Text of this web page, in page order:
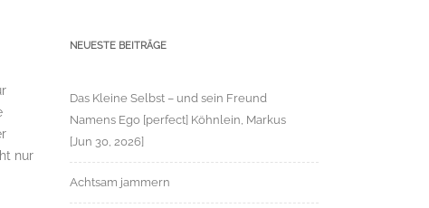
nur
NEUESTE BEITRÄGE
Das Kleine Selbst – und sein Freund
Namens Ego [perfect] Köhnlein, Markus
[Jun 30, 2026]
Achtsam jammern